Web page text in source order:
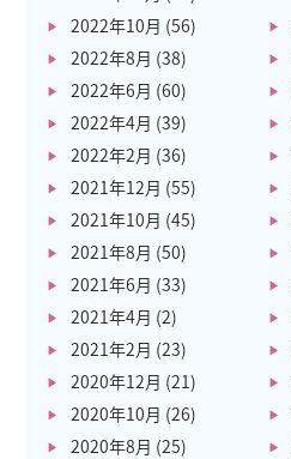
2022年10月 (56)
2022年8月 (38)
2022年6月 (60)
2022年4月 (39)
2022年2月 (36)
2021年12月 (55)
2021年10月 (45)
2021年8月 (50)
2021年6月 (33)
2021年4月 (2)
2021年2月 (23)
2020年12月 (21)
2020年10月 (26)
2020年8月 (25)